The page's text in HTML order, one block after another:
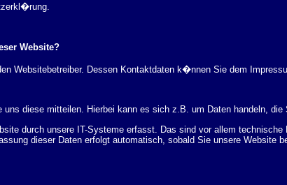
Website?
Websitebetreiber. Dessen Kontaktdaten k�nnen Sie dem
uns diese mitteilen. Hierbei kann es sich z.B. um Daten handeln,
durch unsere IT-Systeme erfasst. Das sind vor allem technische
dieser Daten erfolgt automatisch, sobald Sie unsere Website